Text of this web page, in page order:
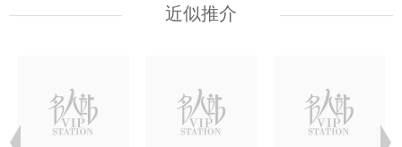
近似推介